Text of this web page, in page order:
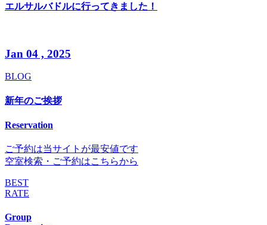
エルサルバドルに行ってきました！
Jan 04 , 2025
BLOG
新年のご挨拶
Reservation
ご予約は当サイトが最安値です
空室検索・ご予約はこちらから
BEST
RATE
Group